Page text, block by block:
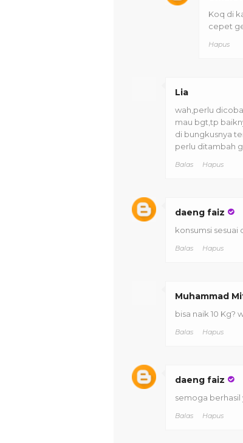
Koq di
cepet
Hapus
Lia
wah,perlu dicoba
mau bgt,tp
di bungkusnya
perlu ditambah
Balas Hapus
daeng faiz
konsumsi sesuai
Balas Hapus
Muhammad
bisa naik 10 Kg?
Balas Hapus
daeng faiz
semoga berhasil
Balas Hapus